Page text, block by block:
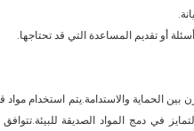
أو تقديم المساعدة التي قد تحتاجها.
بين الحماية والاستدامة.يتم استخدام
في دمج المواد الصديقة للبيئة.تتوافق